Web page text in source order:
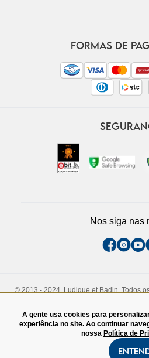
FORMAS DE
Nos siga nas
© 2013 - 2024, Ludique et Badin. Todos
Rua Padre João Manuel, 808, 1° andar.
TEL:(11)3060-
A gente usa cookies para
experiência no site. Ao continuar
nossa Política de